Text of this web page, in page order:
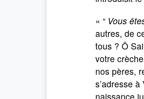
« “ Vous
autres, de
tous ? Ô
votre
nos pères,
s’adresse
naissance